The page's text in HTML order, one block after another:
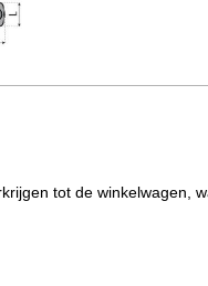
tot de winkelwagen,